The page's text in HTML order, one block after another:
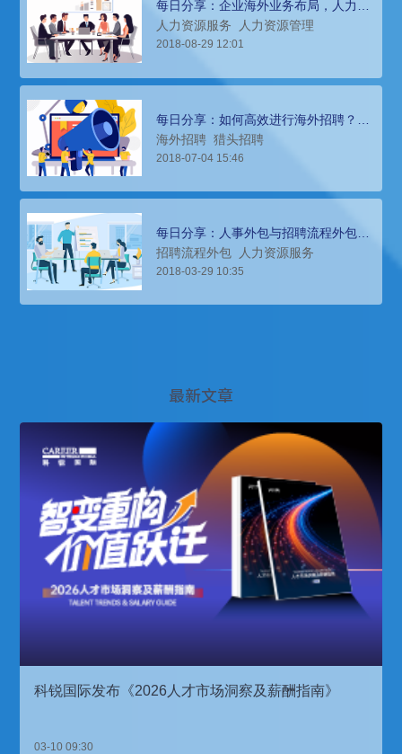
每日分享：企业海外业务布局，人力资
源外包服务助力解决难题
人力资源服务 人力资源管理
2018-08-29 12:01
每日分享：如何高效进行海外招聘？猎
头招聘是关键！
海外招聘 猎头招聘
2018-07-04 15:46
每日分享：人事外包与招聘流程外包有
何差异？适合哪些企业？
招聘流程外包 人力资源服务
2018-03-29 10:35
最新文章
科锐国际发布《2026人才市场洞察及薪酬指南》
03-10 09:30